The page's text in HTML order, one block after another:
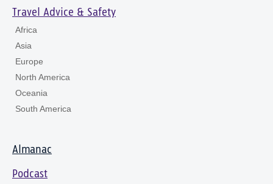
Travel Advice & Safety
Africa
Asia
Europe
North America
Oceania
South America
Almanac
Podcast